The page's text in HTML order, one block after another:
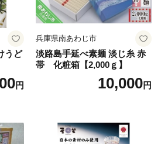
うど
円
兵庫県南あわじ市
淡路島手延べ素麺 淡じ糸 赤
帯 化粧箱【2,000ｇ】
10,000円